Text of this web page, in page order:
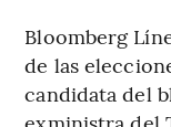
Bloomberg
de las
candidata del